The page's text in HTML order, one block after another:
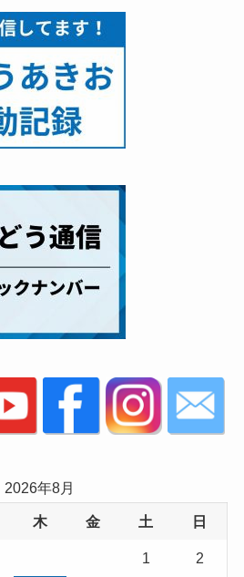
2026年8月
木 金 土 日
1 2